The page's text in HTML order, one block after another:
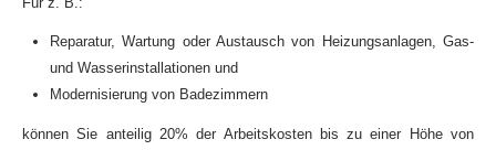
Reparatur, Wartung oder Austausch von Heizungsanlagen, Gas-
und Wasserinstallationen und
Modernisierung von Badezimmern
können Sie anteilig 20% der Arbeitskosten bis zu einer Höhe von